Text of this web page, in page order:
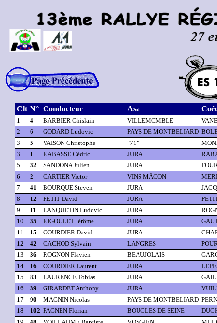
Clt N° Conducteur Asa
1 4 BARBIER Ghislain VILLEMOMBLE
2
6 GODARD Ludovic PAYS DE MONTBELIARD
3
5 VAISON Christophe "71"
3
1 RABASSE Cédric JURA
5
32 SANDONA Julien JURA
6
2 CARTIER Victor VINS MÂCON
7
41 BOURQUE Steven JURA
8
12 PETIT David JURA
9
11 LANQUETIN Ludovic JURA
10
35 RIGOULET Jérôme JURA
11
15 COURDIER David JURA
12
42 CACHOD Sylvain LANGRES
13
36 ROGNON Flavien BEAUJOLAIS
14
16 COURDIER Laurent JURA
15
83 LAURENCE Tobias JURA
16
39 GIRARDET Anthony JURA
17
90 MAGNIN Nicolas PAYS DE MONTBELIARD
18
102 FAGNEN Florian BOUCLES DE SEINE